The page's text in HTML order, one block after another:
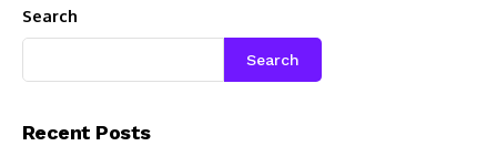
Search
Search
Recent Posts